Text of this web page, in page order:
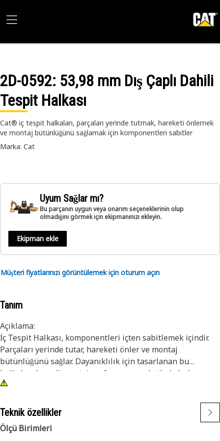
2D-0592: 53,98 mm Dış Çaplı Dahili
Tespit Halkası
Cat® iç tespit halkaları, parçaları yerinde tutmak, hareketi önlemek
ve montaj bütünlüğünü sağlamak için komponentleri sabitler
Marka: Cat
Uyum Sağlar mı?
Bu parçanın uygun veya onarım seçeneklerinin olup
olmadığını görmek için ekipmanınızı ekleyin.
Ekipman ekle
Müşteri fiyatlarınızı görüntülemek için oturum açın
Tanım
Açıklama:
İç Tespit Halkası, komponentleri içten sabitlemek içindir.
Parçaları yerinde tutar, hareketi önler ve montaj
bütünlüğünü sağlar. Dayanıklılık için tasarlanan bu
halkalar, dengeli montaj performansına katkıda bulunur.
Komponentlerin güvenli bir şekilde
çıkmasının önlenmesi ve düzgün çalışmanın sürdürülmesi
Teknik özellikler
Ölçü Birimleri